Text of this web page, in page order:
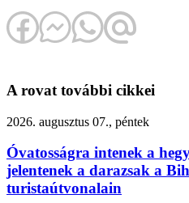
A rovat további cikkei
2026. augusztus 07., péntek
Óvatosságra intenek a
jelentenek a darazsak a
turistaútvonalain